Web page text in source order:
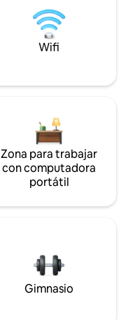
Wifi
Zona para trabajar
con computadora
portátil
Gimnasio